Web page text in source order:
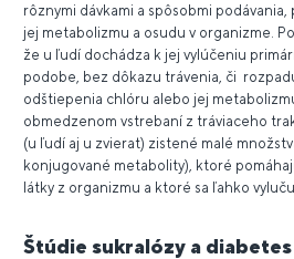
rôznymi dávkami a spôsobmi
jej metabolizmu a osudu v organizme.
že u ľudí dochádza k jej vylúčeniu
podobe, bez dôkazu trávenia, či
odštiepenia chlóru alebo jej
obmedzenom vstrebaní z tráviaceho
(u ľudí aj u zvierat) zistené malé
konjugované metabolity), ktoré
látky z organizmu a ktoré sa ľahko
Štúdie sukralózy a diabetes